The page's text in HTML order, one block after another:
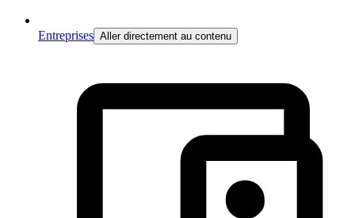
Entreprises Aller directement au contenu